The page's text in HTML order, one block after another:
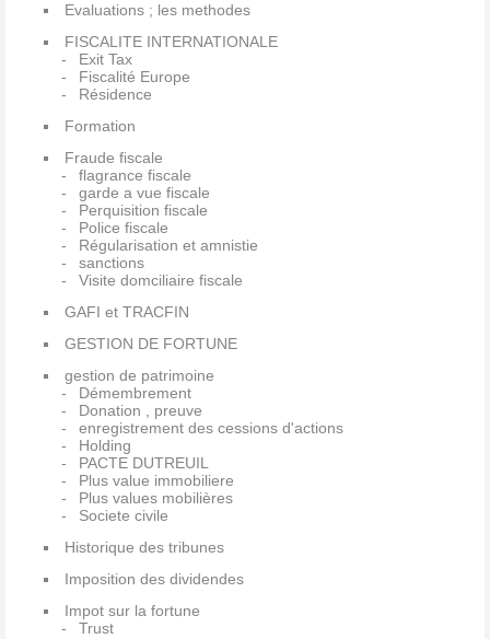
Evaluations ; les methodes
FISCALITE INTERNATIONALE
Exit Tax
Fiscalité Europe
Résidence
Formation
Fraude fiscale
flagrance fiscale
garde a vue fiscale
Perquisition fiscale
Police fiscale
Régularisation et amnistie
sanctions
Visite domciliaire fiscale
GAFI et TRACFIN
GESTION DE FORTUNE
gestion de patrimoine
Démembrement
Donation , preuve
enregistrement des cessions d'actions
Holding
PACTE DUTREUIL
Plus value immobiliere
Plus values mobilières
Societe civile
Historique des tribunes
Imposition des dividendes
Impot sur la fortune
Trust